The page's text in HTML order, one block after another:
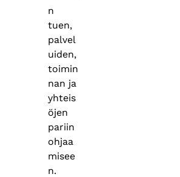
n
tuen,
palvel
uiden,
toimin
nan ja
yhteis
öjen
pariin
ohjaa
misee
n.